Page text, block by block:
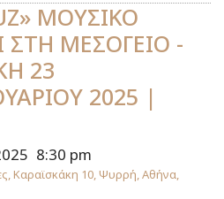
ΜΟΥΣΙΚΟ
ΣΤΗ ΜΕΣΟΓΕΙΟ -
23
2025 |
8:30 pm
Καραϊσκάκη 10, Ψυρρή, Αθήνα,